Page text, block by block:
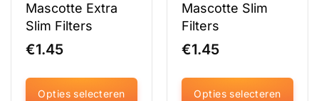
Mascotte Extra
Slim Filters
€1.45
Opties selecteren
Mascotte Slim
Filters
€1.45
Opties selecteren